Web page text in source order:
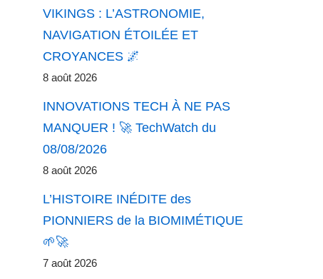
VIKINGS : L’ASTRONOMIE,
NAVIGATION ÉTOILÉE ET
CROYANCES 🌌
8 août 2026
INNOVATIONS TECH À NE PAS
MANQUER ! 🚀 TechWatch du
08/08/2026
8 août 2026
L’HISTOIRE INÉDITE des
PIONNIERS de la BIOMIMÉTIQUE
🌱🚀
7 août 2026